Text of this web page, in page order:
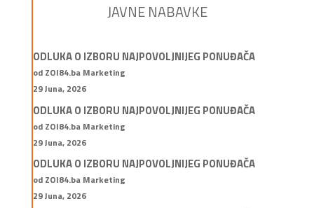
JAVNE NABAVKE
ODLUKA O IZBORU NAJPOVOLJNIJEG PONUĐAČA
od ZOI84.ba Marketing
29 Juna, 2026
ODLUKA O IZBORU NAJPOVOLJNIJEG PONUĐAČA
od ZOI84.ba Marketing
29 Juna, 2026
ODLUKA O IZBORU NAJPOVOLJNIJEG PONUĐAČA
od ZOI84.ba Marketing
29 Juna, 2026